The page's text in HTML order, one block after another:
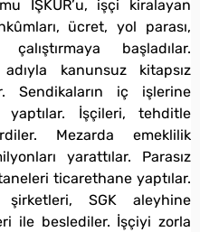
İŞKUR’u, işçi kiralayan
ücret, yol parası,
başladılar.
kanunsuz kitapsız
Sendikaların iç işlerine
İşçileri, tehditle
Mezarda emeklilik
yarattılar. Parasız
ticarethane yaptılar.
SGK aleyhine
ile beslediler. İşçiyi zorla